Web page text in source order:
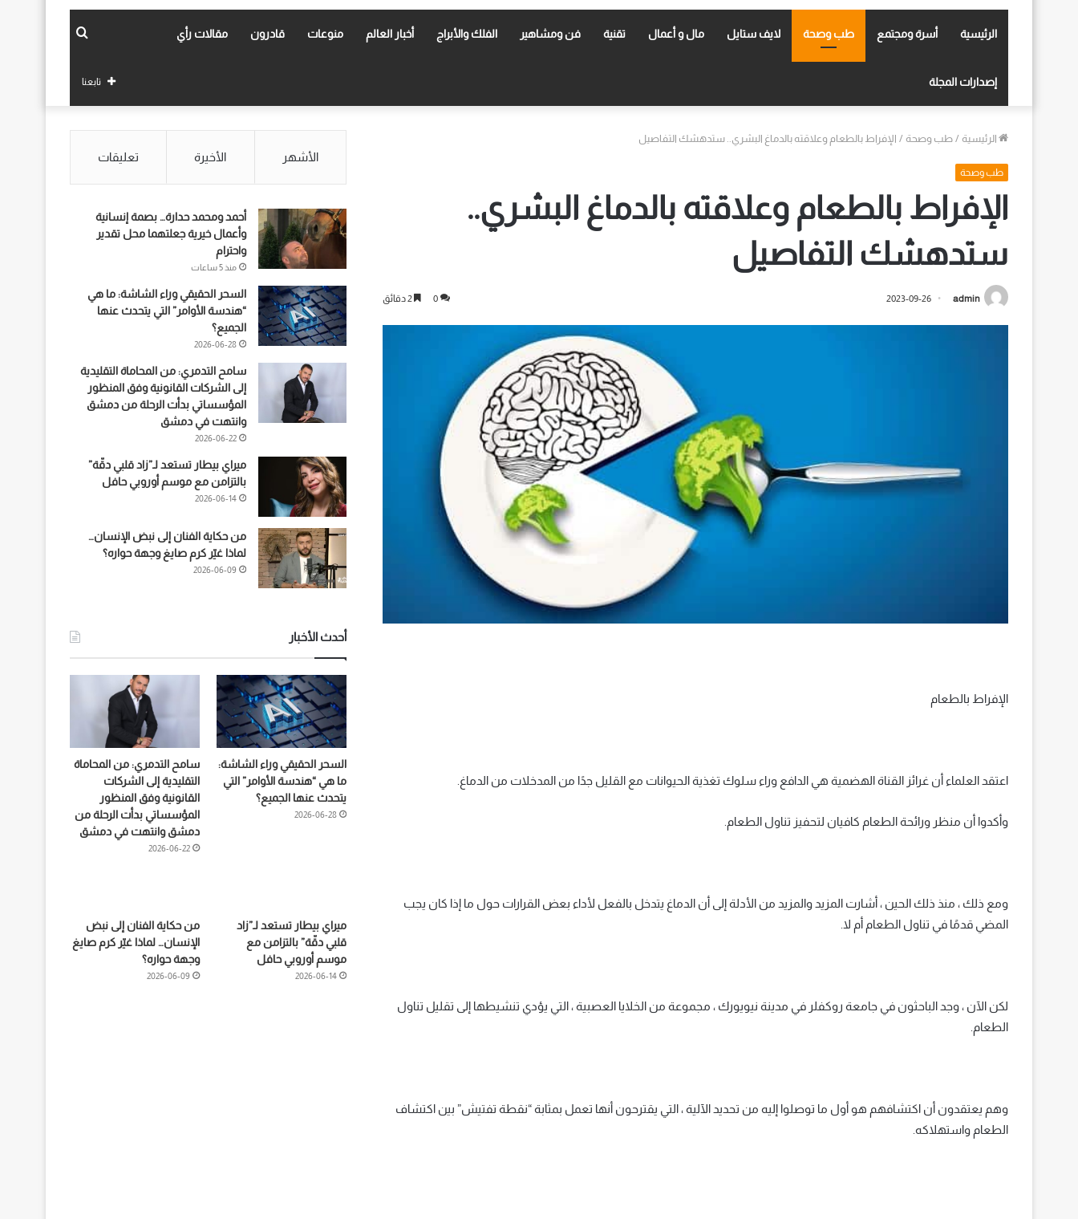
الرئيسية أسرة ومجتمع طب وصحة لايف ستايل مال و أعمال تقنية فن ومشاهير الفلك والأبراج أخبار العالم منوعات قادرون مقالات رأي
إصدارات المجلة
بحث
تابعنا
الرئيسية / طب وصحة / الإفراط بالطعام وعلاقته بالدماغ البشري.. ستدهشك التفاصيل
طب وصحة
الإفراط بالطعام وعلاقته بالدماغ البشري..
ستدهشك التفاصيل
admin
2023-09-26
0
الإفراط بالطعام
اعتقد العلماء أن غرائز القناة الهضمية هي الدافع وراء سلوك تغذية الحيوانات مع القليل جدًا من المدخلات من الدماغ.
وأكدوا أن منظر ورائحة الطعام كافيان لتحفيز تناول الطعام.
ومع ذلك ، منذ ذلك الحين ، أشارت المزيد والمزيد من الأدلة إلى أن الدماغ يتدخل بالفعل لأداء بعض القرارات حول ما إذا كان يجب
المضي قدمًا في تناول الطعام أم لا.
لكن الآن ، وجد الباحثون في جامعة روكفلر في مدينة نيويورك ، مجموعة من الخلايا العصبية ، التي يؤدي تنشيطها إلى تقليل تناول
الطعام.
وهم يعتقدون أن اكتشافهم هو أول ما توصلوا إليه من تحديد الآلية ، التي يقترحون أنها تعمل بمثابة “نقطة تفتيش” بين اكتشاف
الطعام واستهلاكه.
الأشهر الأخيرة تعليقات
أحمد ومحمد حدارة… بصمة إنسانية
وأعمال خيرية جعلتهما محل تقدير
واحترام
منذ 5 ساعات
السحر الحقيقي وراء الشاشة: ما هي
“هندسة الأوامر” التي يتحدث عنها
الجميع؟
2026-06-28
سامح التدمري: من المحاماة التقليدية
إلى الشركات القانونية وفق المنظور
المؤسساتي بدأت الرحلة من دمشق
وانتهت في دمشق
2026-06-22
ميراي بيطار تستعد لـ”زاد قلبي دقّة”
بالتزامن مع موسم أوروبي حافل
2026-06-14
من حكاية الفنان إلى نبض الإنسان…
لماذا غيّر كرم صايغ وجهة حواره؟
2026-06-09
أحدث الأخبار
السحر الحقيقي وراء الشاشة:
ما هي “هندسة الأوامر” التي
يتحدث عنها الجميع؟
2026-06-28
سامح التدمري: من المحاماة
التقليدية إلى الشركات
القانونية وفق المنظور
المؤسساتي بدأت الرحلة من
دمشق وانتهت في دمشق
2026-06-22
ميراي بيطار تستعد لـ”زاد
قلبي دقّة” بالتزامن مع
موسم أوروبي حافل
2026-06-14
من حكاية الفنان إلى نبض
الإنسان… لماذا غيّر كرم صايغ
وجهة حواره؟
2026-06-09